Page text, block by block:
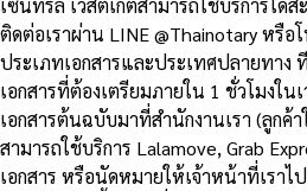
เซ็นทรัล เวสต์เกตสามารถใช้บริการไ
ติดต่อเราผ่าน LINE @Thainotary หรือ
ประเภทเอกสารและประเทศปลายทาง
เอกสารที่ต้องเตรียมภายใน 1 ชั่วโมงใ
เอกสารต้นฉบับมาที่สำนักงานเรา (ลูกค้
สามารถใช้บริการ Lalamove, Grab
เอกสาร หรือนัดหมายให้เจ้าหน้าที่เราไ